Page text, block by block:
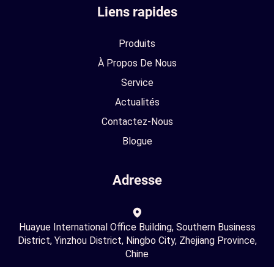
Liens rapides
Produits
À Propos De Nous
Service
Actualités
Contactez-Nous
Blogue
Adresse
Huayue International Office Building, Southern Business
District, Yinzhou District, Ningbo City, Zhejiang Province,
Chine